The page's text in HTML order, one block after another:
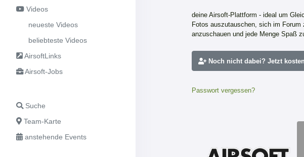
Videos
neueste Videos
beliebteste Videos
AirsoftLinks
Airsoft-Jobs
Suche
Team-Karte
anstehende Events
deine Airsoft-Plattform - ideal um
Fotos auszutauschen, sich im
anzuschauen und jede Menge Spaß
Noch nicht dabei? Jetzt
Passwort vergessen?